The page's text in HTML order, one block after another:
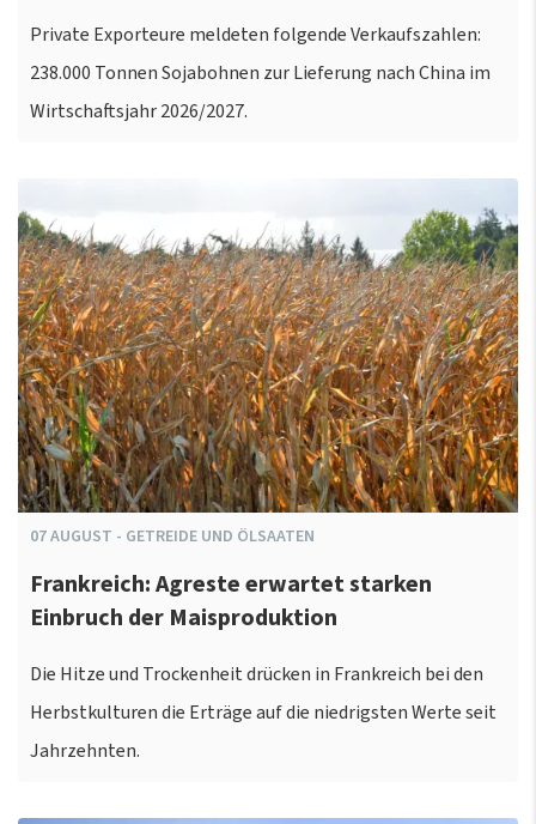
Private Exporteure meldeten folgende Verkaufszahlen:
238.000 Tonnen Sojabohnen zur Lieferung nach China im
Wirtschaftsjahr 2026/2027.
07AUGUST - GETREIDE UND ÖLSAATEN
Frankreich: Agreste erwartet starken
Einbruch der Maisproduktion
Die Hitze und Trockenheit drücken in Frankreich bei den
Herbstkulturen die Erträge auf die niedrigsten Werte seit
Jahrzehnten.